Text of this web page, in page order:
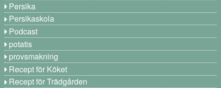
Persika
Persikaskola
Podcast
potatis
provsmakning
Recept för Köket
Recept för Trädgården